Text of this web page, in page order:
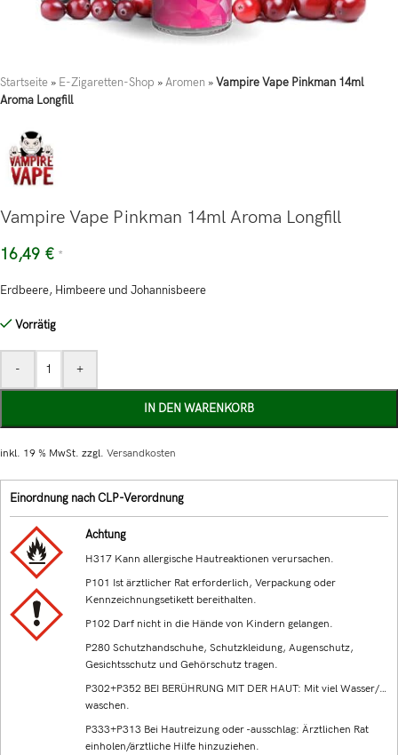
Startseite » E-Zigaretten-Shop »Aromen »Vampire Vape Pinkman 14ml
Aroma Longfill
Vampire Vape Pinkman 14ml Aroma Longfill
16,49 € *
Erdbeere, Himbeere und Johannisbeere
Vorrätig
- +
IN DEN WARENKORB
inkl. 19 % MwSt. zzgl. Versandkosten
Einordnung nach CLP-Verordnung
Achtung
H317 Kann allergische Hautreaktionen verursachen.
P101 Ist ärztlicher Rat erforderlich, Verpackung oder
Kennzeichnungsetikett bereithalten.
P102 Darf nicht in die Hände von Kindern gelangen.
P280 Schutzhandschuhe, Schutzkleidung, Augenschutz,
Gesichtsschutz und Gehörschutz tragen.
P302+P352 BEI BERÜHRUNG MIT DER HAUT: Mit viel Wasser/…
waschen.
P333+P313 Bei Hautreizung oder -ausschlag: Ärztlichen Rat
einholen/ärztliche Hilfe hinzuziehen.